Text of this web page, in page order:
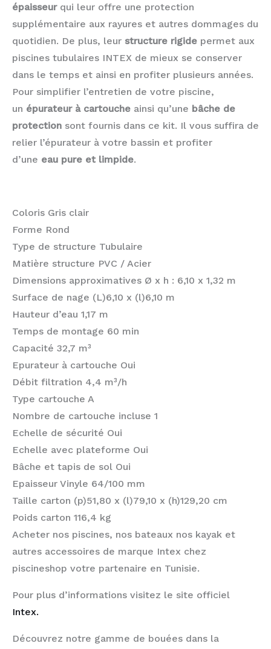
épaisseurqui leur offre une protection
supplémentaire aux rayures et autres dommages du
quotidien. De plus, leur structure rigide permet aux
piscines tubulaires INTEX de mieux se conserver
dans le temps et ainsi en profiter plusieurs années.
Pour simplifier l’entretien de votre piscine,
un épurateur à cartouche ainsi qu’une bâche de
protection sont fournis dans ce kit. Il vous suffira de
relier l’épurateur à votre bassin et profiter
d’une eau pure et limpide.
Coloris Gris clair
Forme Rond
Type de structure Tubulaire
Matière structure PVC / Acier
Dimensions approximatives Ø x h : 6,10 x 1,32 m
Surface de nage (L)6,10 x (l)6,10 m
Hauteur d’eau 1,17 m
Temps de montage 60 min
Capacité 32,7 m³
Epurateur à cartouche Oui
Débit filtration 4,4 m³/h
Type cartouche A
Nombre de cartouche incluse 1
Echelle de sécurité Oui
Echelle avec plateforme Oui
Bâche et tapis de sol Oui
Epaisseur Vinyle 64/100 mm
Taille carton (p)51,80 x (l)79,10 x (h)129,20 cm
Poids carton 116,4 kg
Acheter nos piscines, nos bateaux nos kayak et
autres accessoires de marque Intex chez
piscineshop votre partenaire en Tunisie.
Pour plus d’informations visitez le site officiel
Intex.
Découvrez notre gamme de bouées dans la